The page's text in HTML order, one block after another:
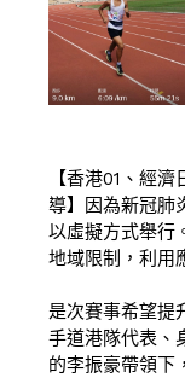
【香港01、經
導】因為新冠肺
以虛擬方式舉行
地域限制，利用
是次賽事希望提
手道港隊代表、
的李振豪帶領下